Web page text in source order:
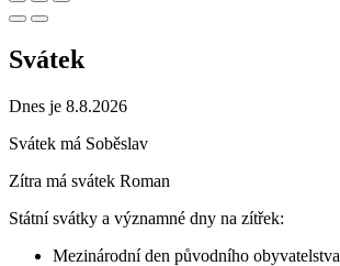
Svátek
Dnes je 8.8.2026
Svátek má Soběslav
Zítra má svátek Roman
Státní svátky a významné dny na zítřek:
Mezinárodní den původního obyvatelstva